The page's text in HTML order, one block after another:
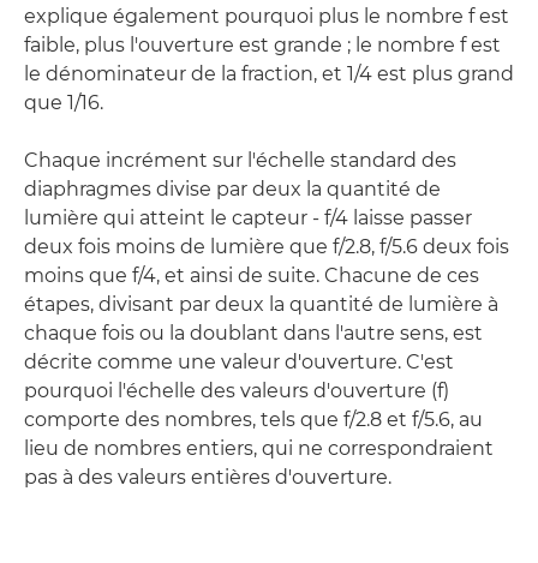
explique également pourquoi plus le nombre f est
faible, plus l'ouverture est grande ; le nombre f est
le dénominateur de la fraction, et 1/4 est plus grand
que 1/16.
Chaque incrément sur l'échelle standard des
diaphragmes divise par deux la quantité de
lumière qui atteint le capteur - f/4 laisse passer
deux fois moins de lumière que f/2.8, f/5.6 deux fois
moins que f/4, et ainsi de suite. Chacune de ces
étapes, divisant par deux la quantité de lumière à
chaque fois ou la doublant dans l'autre sens, est
décrite comme une valeur d'ouverture. C'est
pourquoi l'échelle des valeurs d'ouverture (f)
comporte des nombres, tels que f/2.8 et f/5.6, au
lieu de nombres entiers, qui ne correspondraient
pas à des valeurs entières d'ouverture.